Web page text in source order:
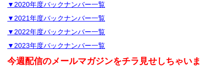
▼2020年度バックナンバー一覧
▼2021年度バックナンバー一覧
▼2022年度バックナンバー一覧
▼2023年度バックナンバー一覧
今週配信のメールマガジンをチラ見せしちゃいま